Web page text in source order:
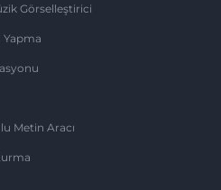
Görselleştirici
Metin Aracı